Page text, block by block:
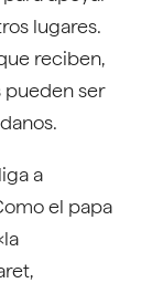
lugares.
reciben,
pueden ser
a
el papa